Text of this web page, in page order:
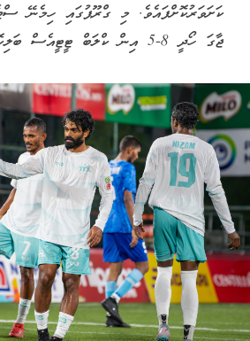
ކަށަވަރުކޮށްފައެވެ. މި ގްރޫޕުގައި ހިމެނޭ
ޖާގަ ހޯދީ 8-5 އިން ކްލަބް ޓީޓީއެސް ބަލިކޮށްގެންނެވެ.